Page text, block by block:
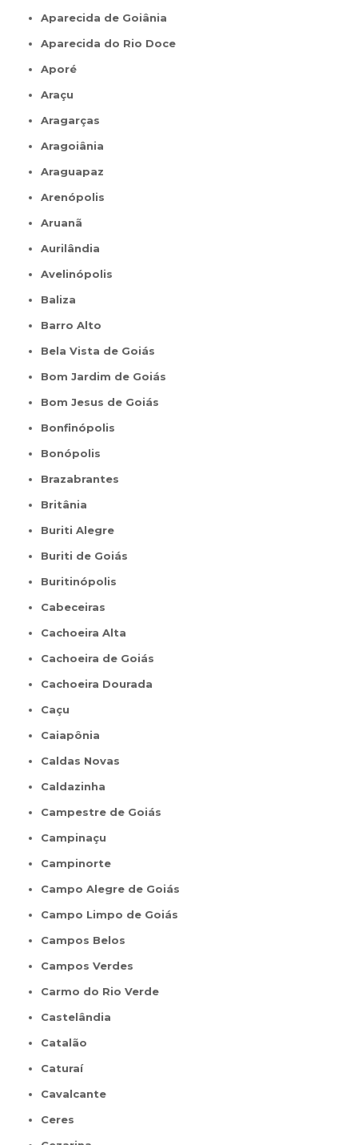
Aparecida de Goiânia
Aparecida do Rio Doce
Aporé
Araçu
Aragarças
Aragoiânia
Araguapaz
Arenópolis
Aruanã
Aurilândia
Avelinópolis
Baliza
Barro Alto
Bela Vista de Goiás
Bom Jardim de Goiás
Bom Jesus de Goiás
Bonfinópolis
Bonópolis
Brazabrantes
Britânia
Buriti Alegre
Buriti de Goiás
Buritinópolis
Cabeceiras
Cachoeira Alta
Cachoeira de Goiás
Cachoeira Dourada
Caçu
Caiapônia
Caldas Novas
Caldazinha
Campestre de Goiás
Campinaçu
Campinorte
Campo Alegre de Goiás
Campo Limpo de Goiás
Campos Belos
Campos Verdes
Carmo do Rio Verde
Castelândia
Catalão
Caturaí
Cavalcante
Ceres